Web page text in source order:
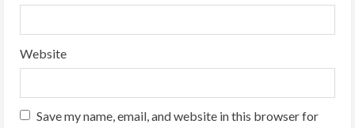
Website
Save my name, email, and website in this browser for